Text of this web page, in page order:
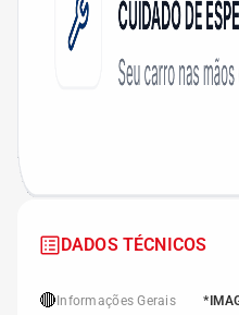
DADOS TÉCNICOS
🔴 Informações Gerais